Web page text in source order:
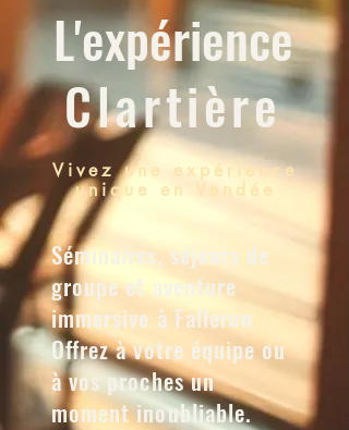
L'expérience
Clartière
Vivez une expérience
unique en Vendée
Séminaires, séjours de
groupe et aventure
immersive à Falleron
Offrez à votre équipe ou
à vos proches un
moment inoubliable.